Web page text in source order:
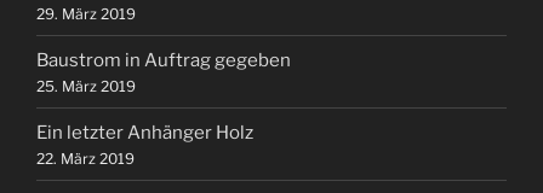
29. März 2019
Baustrom in Auftrag gegeben
25. März 2019
Ein letzter Anhänger Holz
22. März 2019